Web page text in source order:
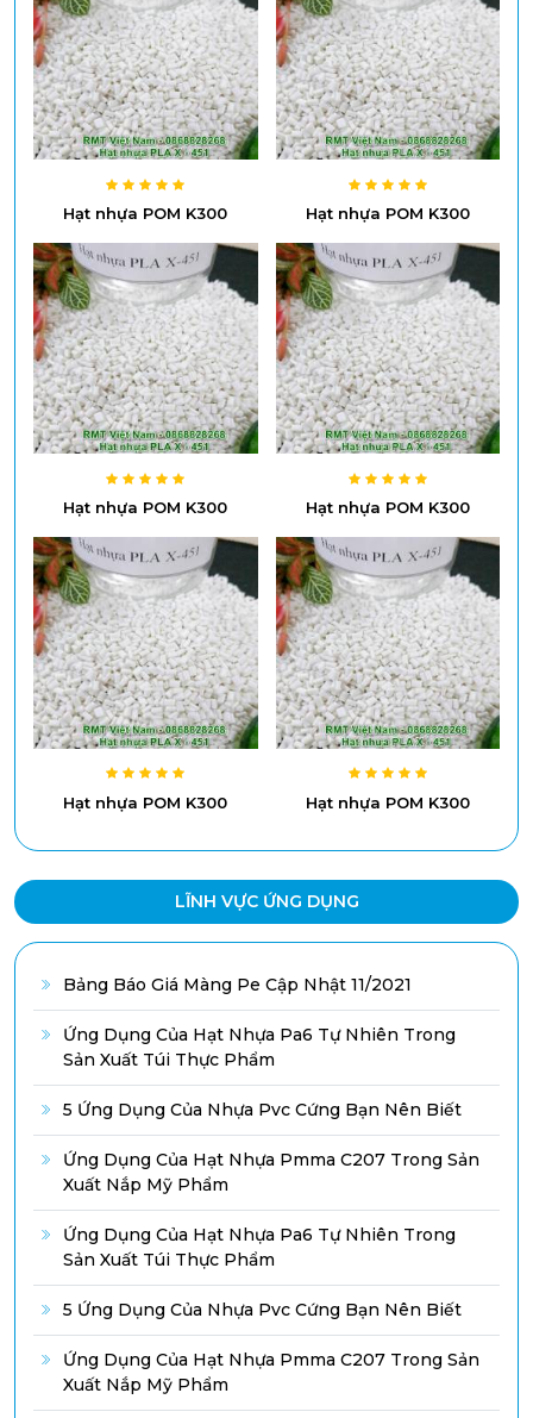
Hạt nhựa POM K300 Hạt nhựa POM K300
Hạt nhựa POM K300 Hạt nhựa POM K300
Hạt nhựa POM K300 Hạt nhựa POM K300
LĨNH VỰC ỨNG DỤNG
Bảng Báo Giá Màng Pe Cập Nhật 11/2021
Ứng Dụng Của Hạt Nhựa Pa6 Tự Nhiên Trong
Sản Xuất Túi Thực Phẩm
5 Ứng Dụng Của Nhựa Pvc Cứng Bạn Nên Biết
Ứng Dụng Của Hạt Nhựa Pmma C207 Trong Sản
Xuất Nắp Mỹ Phẩm
Ứng Dụng Của Hạt Nhựa Pa6 Tự Nhiên Trong
Sản Xuất Túi Thực Phẩm
5 Ứng Dụng Của Nhựa Pvc Cứng Bạn Nên Biết
Ứng Dụng Của Hạt Nhựa Pmma C207 Trong Sản
Xuất Nắp Mỹ Phẩm